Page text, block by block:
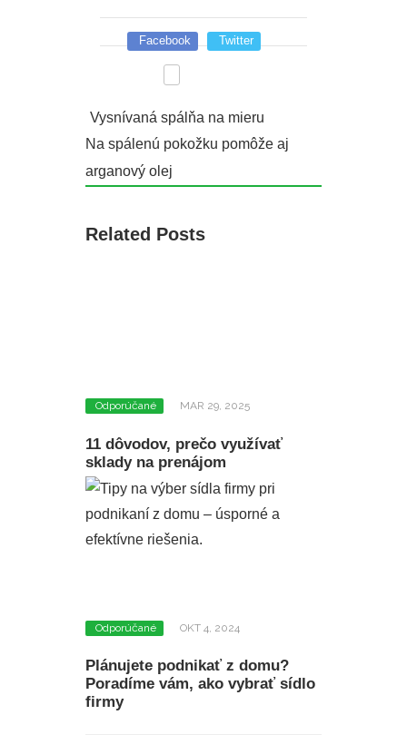
Facebook Twitter
Vysnívaná spálňa na mieru
Na spálenú pokožku pomôže aj
arganový olej
Related Posts
Odporúčané MAR 29, 2025
11 dôvodov, prečo využívať
sklady na prenájom
Odporúčané OKT 4, 2024
Plánujete podnikať z domu?
Poradíme vám, ako vybrať sídlo
firmy